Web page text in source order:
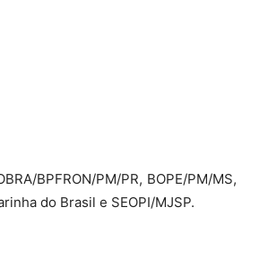
BPFRON/PM/PR, BOPE/PM/MS,
do Brasil e SEOPI/MJSP.